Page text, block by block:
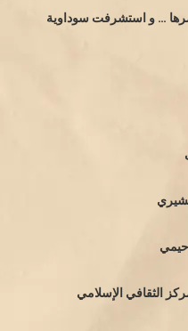
… و استشرفت سوداوية
الثقافي الإسلامي